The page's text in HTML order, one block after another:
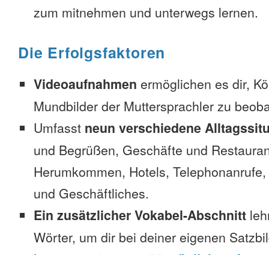
zum mitnehmen und unterwegs lernen.
Die Erfolgsfaktoren
Videoaufnahmen ermöglichen es dir,
Mundbilder der Muttersprachler zu
Umfasst neun verschiedene
und Begrüßen, Geschäfte und
Herumkommen, Hotels,
und Geschäftliches.
Ein zusätzlicher Vokabel-Abschnitt
Wörter, um dir bei deiner eigenen